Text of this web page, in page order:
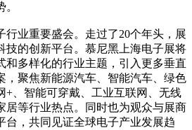
行业重要盛会。走过了20个年头，展
技的创新平台。慕尼黑上海电子展将
和多样化的行业主题，引入更多垂直
，聚焦新能源汽车、智能汽车、绿色
+、智能可穿戴、工业互联网、无线
居等行业热点。同时也为观众与展商
台，共同见证全球电子产业发展趋